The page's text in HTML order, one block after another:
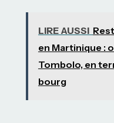
LIRE AUSSI
en Martinique :
Tombolo, en
bourg